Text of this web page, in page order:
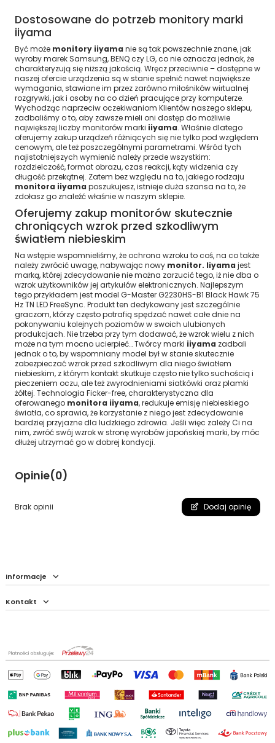
Dostosowane do potrzeb monitory marki
iiyama
Być może monitory iiyama nie są tak powszechnie znane, jak
wyroby marek Samsung, BENQ czy LG, co nie oznacza jednak, że
charakteryzują się niższą jakością. Wręcz przeciwnie – dostępne w
naszej ofercie urządzenia są w stanie spełnić nawet największe
wymagania, stawiane im przez zarówno miłośników wirtualnej
rozgrywki, jak i osoby na co dzień pracujące przy komputerze.
Wychodząc naprzeciw oczekiwaniom Klientów naszego sklepu,
zadbaliśmy o to, aby zawsze mieli oni dostęp do możliwie
największej liczby monitorów marki iiyama. Właśnie dlatego
oferujemy zakup urządzeń różniących się nie tylko pod względem
cenowym, ale też poszczególnymi parametrami. Wśród tych
najistotniejszych wymienić należy przede wszystkim:
rozdzielczość, format obrazu, czas reakcji, kąty widzenia czy
długość przekątnej. Zatem bez względu na to, jakiego rodzaju
monitora iiyama poszukujesz, istnieje duża szansa na to, że
zdołasz go znaleźć właśnie w naszym sklepie.
Oferujemy zakup monitorów skutecznie
chroniących wzrok przed szkodliwym
światłem niebieskim
Na wstępie wspomnieliśmy, że ochrona wzroku to coś, na co także
należy zwrócić uwagę, nabywając nowy monitor. Iiyama jest
marką, której zdecydowanie nie można zarzucić tego, iż nie dba o
wzrok użytkowników jej artykułów elektronicznych. Najlepszym
tego przykładem jest model G-Master G2230HS-B1 Black Hawk 75
Hz TN LED FreeSync. Produkt ten dedykowany jest szczególnie
graczom, którzy często potrafią spędzać nawet całe dnie na
pokonywaniu kolejnych poziomów w swoich ulubionych
produkcjach. Nie trzeba przy tym dodawać, że wzrok wielu z nich
może na tym mocno ucierpieć… Twórcy marki iiyama zadbali
jednak o to, by wspomniany model był w stanie skutecznie
zabezpieczać wzrok przed szkodliwym dla niego światłem
niebieskim, z którym kontakt skutkuje często nie tylko suchością i
pieczeniem oczu, ale też zwyrodnieniami siatkówki oraz plamki
żółtej. Technologia Ficker-free, charakterystyczna dla
oferowanego monitora iiyama, redukuje emisję niebieskiego
światła, co sprawia, że korzystanie z niego jest zdecydowanie
bardziej przyjazne dla ludzkiego zdrowia. Jeśli więc zależy Ci na
nim, zwróć swój wzrok w stronę wyrobów japońskiej marki, by móc
dłużej utrzymać go w dobrej kondycji.
Opinie(0)
Brak opinii Dodaj opinię
Informacje
Kontakt